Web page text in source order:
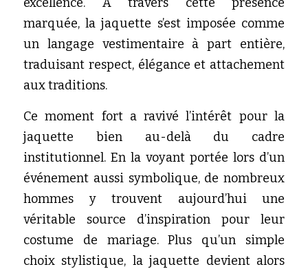
marquée, la jaquette s’est imposée comme
un langage vestimentaire à part entière,
traduisant respect, élégance et attachement
aux traditions.
Ce moment fort a ravivé l’intérêt pour la
jaquette bien au-delà du cadre
institutionnel. En la voyant portée lors d’un
événement aussi symbolique, de nombreux
hommes y trouvent aujourd’hui une
véritable source d’inspiration pour leur
costume de mariage. Plus qu’un simple
choix stylistique, la jaquette devient alors